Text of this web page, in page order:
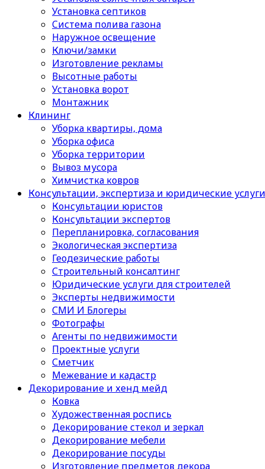
Установка септиков
Cистема полива газона
Наружное освещение
Ключи/замки
Изготовление рекламы
Высотные работы
Установка ворот
Монтажник
Клининг
Уборка квартиры, дома
Уборка офиса
Уборка территории
Вывоз мусора
Химчистка ковров
Консультации, экспертиза и юридические услуги
Консультации юристов
Консультации экспертов
Перепланировка, согласования
Экологическая экспертиза
Геодезические работы
Строительный консалтинг
Юридические услуги для строителей
Эксперты недвижимости
СМИ И Блогеры
Фотографы
Агенты по недвижимости
Проектные услуги
Сметчик
Межевание и кадастр
Декорирование и хенд мейд
Ковка
Художественная роспись
Декорирование стекол и зеркал
Декорирование мебели
Декорирование посуды
Изготовление предметов декора